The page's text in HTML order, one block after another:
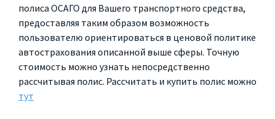
полиса ОСАГО для Вашего транспортного средства,
предоставляя таким образом возможность
пользователю ориентироваться в ценовой политике
автострахования описанной выше сферы. Точную
стоимость можно узнать непосредственно
рассчитывая полис. Рассчитать и купить полис можно
тут